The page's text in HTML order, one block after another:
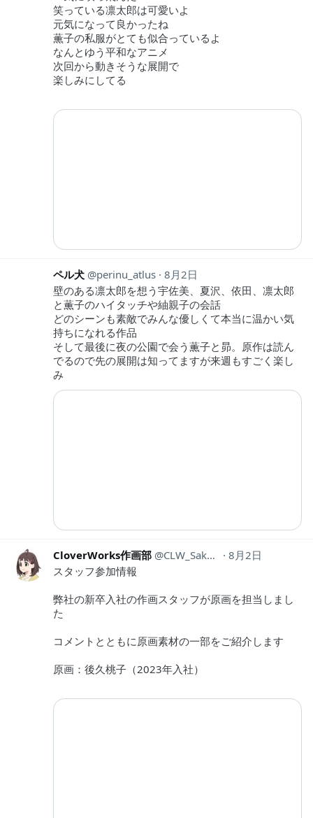
笑っている凛太郎は可愛いよ
元気になって良かったね
薫子の私服がとても似合っているよ
なんとゆう平和なアニメ
次回から動きそうな展開で
楽しみにしてる
ペル犬 perinu_atlus 8月2日
壁のある凛太郎を想う宇佐美、夏沢、依田、凛太郎
と薫子のハイタッチや紬親子の会話
どのシーンも素敵でみんな優しくて本当に温かい気
持ちになれる作品
そして最後に夜の公園で会う薫子と昴。原作は読ん
でるので先の展開は知ってますが来週もすごく楽し
み
CloverWorks作画部 CLW_Sakuga
8月2日
スタッフ参加情報
弊社の新卒入社の作画スタッフが原画を担当しまし
た
コメントとともに原画素材の一部をご紹介します
原画：後久桃子（2023年入社）